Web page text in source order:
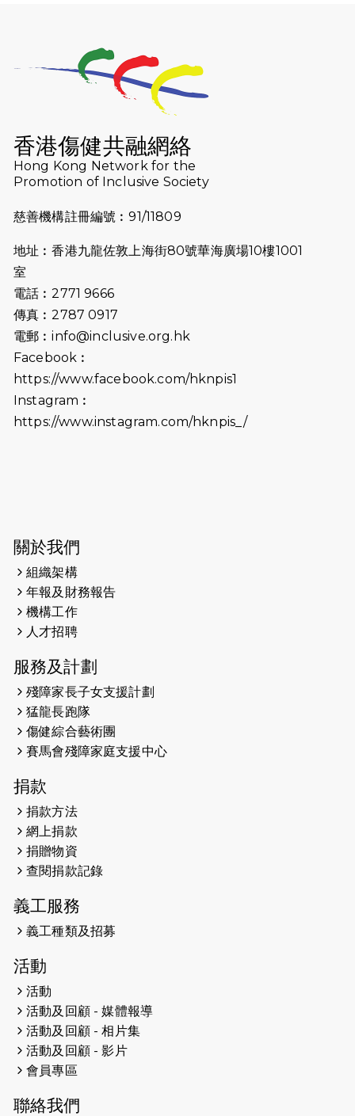
2026-07-23
猛龍長跑隊恆常練習 - 7月23日
（19:00開始）
猛龍長跑隊恆常練習 - 7月16日
2026-07-10
【猛龍戈壁118公里分享暨香港傷健共
融網絡15周年晚宴】
2026-07-09
猛龍長跑隊恆常練習 - 7月9日（19:00
2026-07-02
2026-06-25
（19:00開始）
2026-06-18
猛龍長跑隊恆常練習 - 6月18日
2026-06-11
猛龍長跑隊恆常練習 - 6月11日（19:00
2026-05-22
2026-05-21
2026-05-14
（19:00開始）
2026-05-07
開始）
2026-04-30
2026-04-25
2026-04-24
2026-04-23
2026-04-19
2026-04-16
猛龍長跑隊恆常練習 - 4月16日
（19:00開始）
2026-04-12
香港傷健共融網絡
Hong Kong Network for the
Promotion of Inclusive Society
慈善機構註冊編號︰91/11809
地址︰香港九龍佐敦上海街80號華海廣場10樓1001
室
電話︰2771 9666
傳真︰2787 0917
電郵︰info@inclusive.org.hk
Facebook︰
https://www.facebook.com/hknpis1
Instagram︰
https://www.instagram.com/hknpis_/
關於我們
組織架構
年報及財務報告
機構工作
人才招聘
服務及計劃
殘障家長子女支援計劃
猛龍長跑隊
傷健綜合藝術團
賽馬會殘障家庭支援中心
捐款
捐款方法
網上捐款
捐贈物資
查閱捐款記錄
義工服務
義工種類及招募
活動
活動
活動及回顧 - 媒體報導
活動及回顧 - 相片集
活動及回顧 - 影片
會員專區
聯絡我們